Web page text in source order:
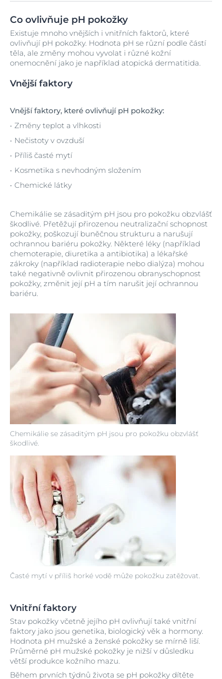
Co ovlivňuje pH pokožky
Existuje mnoho vnějších i vnitřních faktorů, které
ovlivňují pH pokožky. Hodnota pH se různí podle částí
těla, ale změny mohou vyvolat i různé kožní
onemocnění jako je například atopická dermatitida.
Vnější faktory
Chemikálie se zásaditým pH jsou pro pokožku obzvlášť
škodlivé.
Časté mytí v příliš horké vodě může pokožku zatěžovat.
Vnější faktory, které ovlivňují pH pokožky:
Změny teplot a vlhkosti
Nečistoty v ovzduší
Příliš časté mytí
Kosmetika s nevhodným složením
Chemické látky
Chemikálie se zásaditým pH jsou pro pokožku obzvlášť
škodlivé. Přetěžují přirozenou neutralizační schopnost
pokožky, poškozují buněčnou strukturu a narušují
ochrannou bariéru pokožky. Některé léky (například
chemoterapie, diuretika a antibiotika) a lékařské
zákroky (například radioterapie nebo dialýza) mohou
také negativně ovlivnit přirozenou obranyschopnost
pokožky, změnit její pH a tím narušit její ochrannou
bariéru.
Vnitřní faktory
Stav pokožky včetně jejího pH ovlivňují také vnitřní
faktory jako jsou genetika, biologický věk a hormony.
Hodnota pH mužské a ženské pokožky se mírně liší.
Průměrné pH mužské pokožky je nižší v důsledku
větší produkce kožního mazu.
Během prvních týdnů života se pH pokožky dítěte